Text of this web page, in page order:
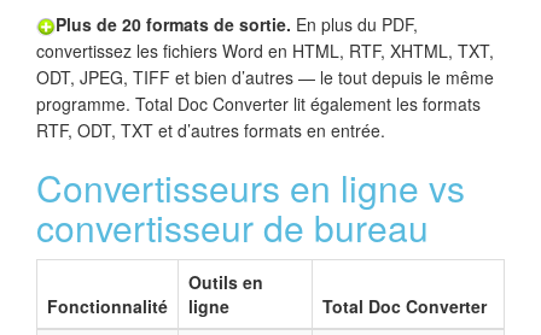
Plus de 20 formats de sortie. En plus du PDF,
convertissez les fichiers Word en HTML, RTF, XHTML, TXT,
ODT, JPEG, TIFF et bien d’autres — le tout depuis le même
programme. Total Doc Converter lit également les formats
RTF, ODT, TXT et d’autres formats en entrée.
Convertisseurs en ligne vs
convertisseur de bureau
Fonctionnalité
Outils en
ligne
Total Doc Converter